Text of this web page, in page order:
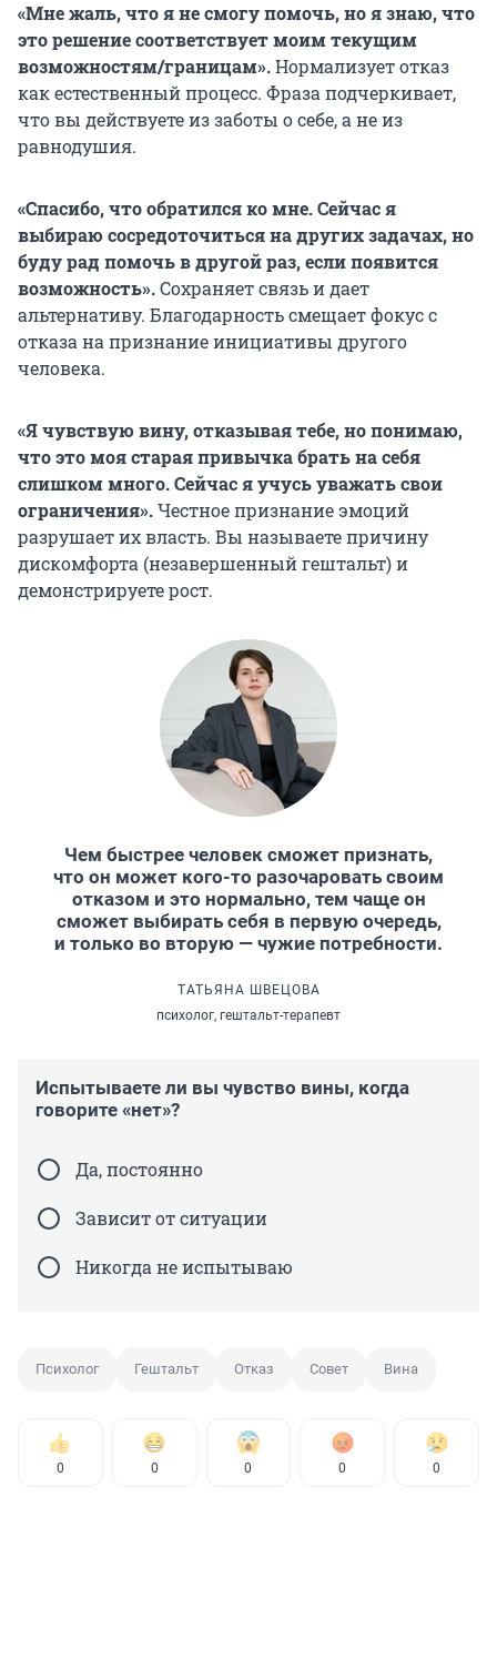
«Мне жаль, что я не смогу помочь, но я знаю, что
это решение соответствует моим текущим
возможностям/границам».Нормализует отказ
как естественный процесс. Фраза подчеркивает,
что вы действуете из заботы о себе, а не из
равнодушия.
«Спасибо, что обратился ко мне. Сейчас я
выбираю сосредоточиться на других задачах, но
буду рад помочь в другой раз, если появится
возможность».Сохраняет связь и дает
альтернативу. Благодарность смещает фокус с
отказа на признание инициативы другого
человека.
«Я чувствую вину, отказывая тебе, но понимаю,
что это моя старая привычка брать на себя
слишком много. Сейчас я учусь уважать свои
ограничения».Честное признание эмоций
разрушает их власть. Вы называете причину
дискомфорта (незавершенный гештальт) и
демонстрируете рост.
Чем быстрее человек сможет признать,
что он может кого-то разочаровать своим
отказом и это нормально, тем чаще он
сможет выбирать себя в первую очередь,
и только во вторую — чужие потребности.
ТАТЬЯНА ШВЕЦОВА
психолог, гештальт-терапевт
Испытываете ли вы чувство вины, когда
говорите «нет»?
Да, постоянно
Зависит от ситуации
Никогда не испытываю
Психолог Гештальт Отказ Совет Вина
0 0 0 0 0